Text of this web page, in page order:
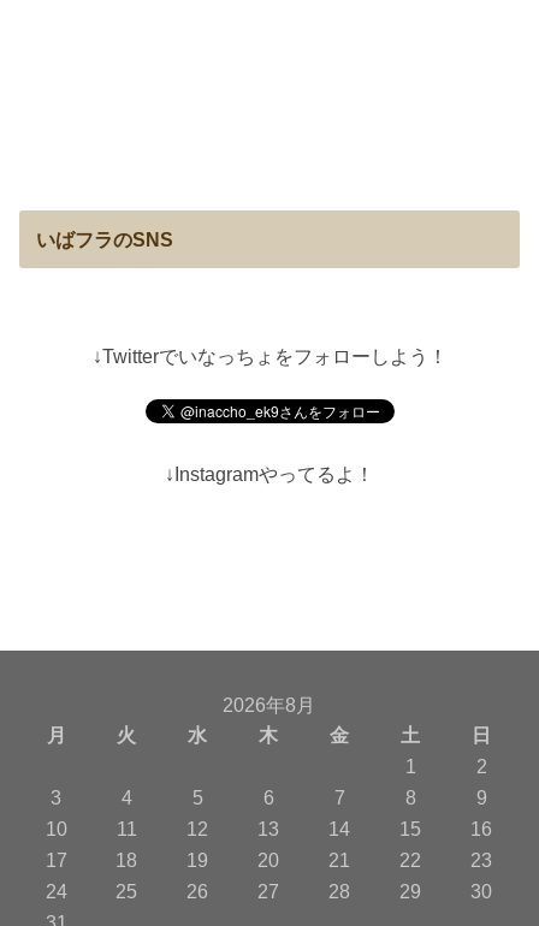
いばフラのSNS
↓Twitterでいなっちょをフォローしよう！
↓Instagramやってるよ！
2026年8月
月
火 水 木 金 土
日
1
2
3
4 5 6 7 8
9
10
11 12 13 14 15
16
17
18 19 20 21 22
23
24
25 26 27 28 29
30